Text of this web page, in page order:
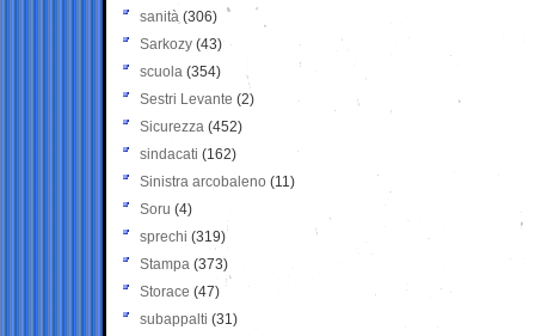
sanità (306)
Sarkozy (43)
scuola (354)
Sestri Levante (2)
Sicurezza (452)
sindacati (162)
Sinistra arcobaleno (11)
Soru (4)
sprechi (319)
Stampa (373)
Storace (47)
subappalti (31)